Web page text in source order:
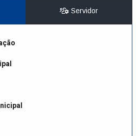
Servidor